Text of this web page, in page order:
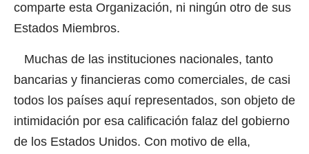
comparte esta Organización, ni ningún otro de sus
Estados Miembros.
Muchas de las instituciones nacionales, tanto
bancarias y financieras como comerciales, de casi
todos los países aquí representados, son objeto de
intimidación por esa calificación falaz del gobierno
de los Estados Unidos. Con motivo de ella,